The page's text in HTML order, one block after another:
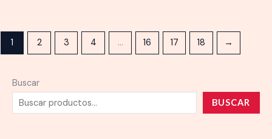
1 2 3 4 … 16 17 18 →
Buscar
BUSCAR